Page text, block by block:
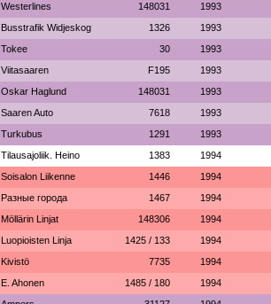
Westerlines 148031 1993
Busstrafik Widjeskog 1326 1993
Tokee 30 1993
Viitasaaren F195 1993
Oskar Haglund 148031 1993
Saaren Auto 7618 1993
Turkubus 1291 1993
Tilausajoliik. Heino 1383 1994
Soisalon Liikenne 1446 1994
Разные города 1467 1994
Möllärin Linjat 148306 1994
Luopioisten Linja 1425 / 133 1994
Kivistö 7735 1994
E. Ahonen 1485 / 180 1994